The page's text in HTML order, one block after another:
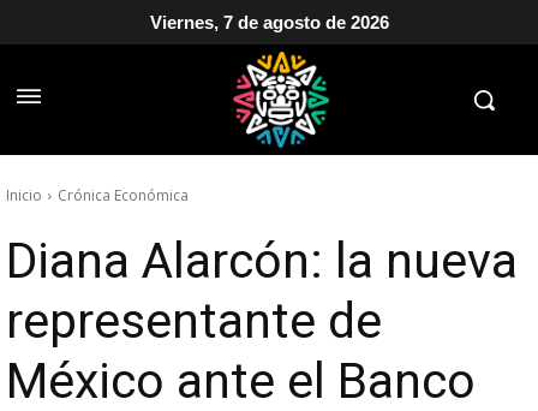
Viernes, 7 de agosto de 2026
Inicio Crónica Económica
Diana Alarcón: la nueva
representante de
México ante el Banco